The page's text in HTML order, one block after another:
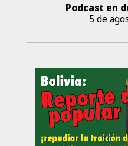
Podcast en
5 de